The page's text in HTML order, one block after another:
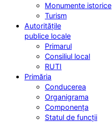
Monumente istorice
Turism
Autoritățile
publice locale
Primarul
Consiliul local
RUTI
Primăria
Conducerea
Organigrama
Componența
Statul de funcții